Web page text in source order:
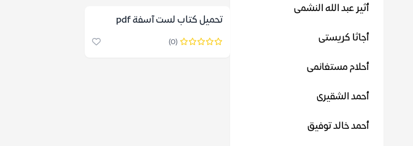
أثير عبد الله النشمى
أجاثا كريستى
أحلام مستغانمى
أحمد الشقيرى
أحمد خالد توفيق
تحميل كتاب لست آسفة pdf
(0)